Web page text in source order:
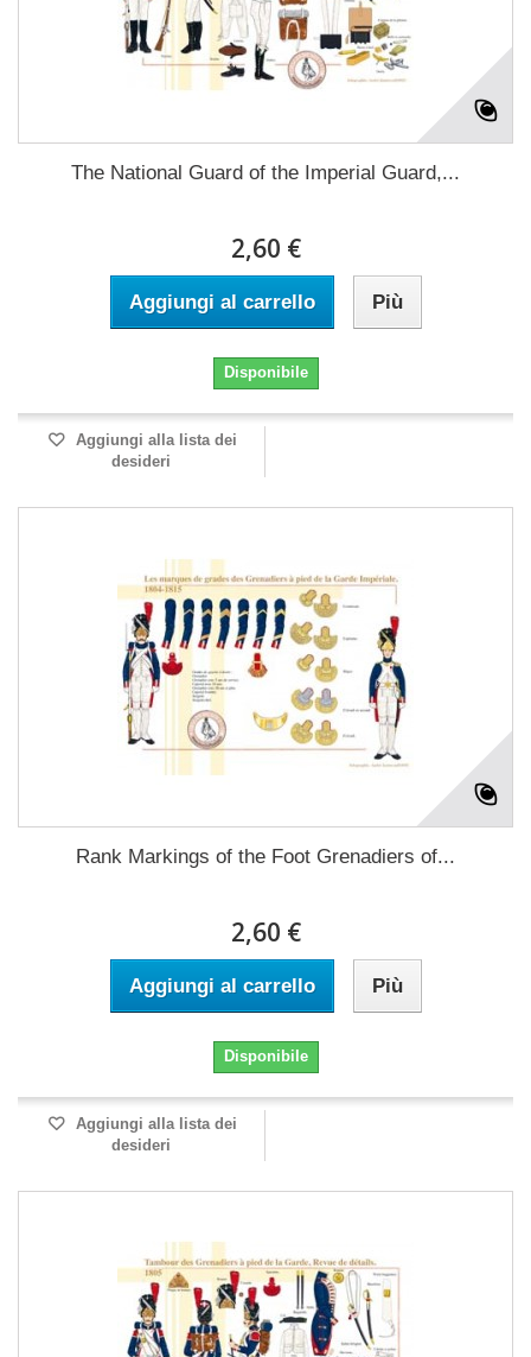
The National Guard of the Imperial Guard,...
2,60 €
Aggiungi al carrello Più
Disponibile
Aggiungi alla lista dei
desideri
Rank Markings of the Foot Grenadiers of...
2,60 €
Aggiungi al carrello Più
Disponibile
Aggiungi alla lista dei
desideri